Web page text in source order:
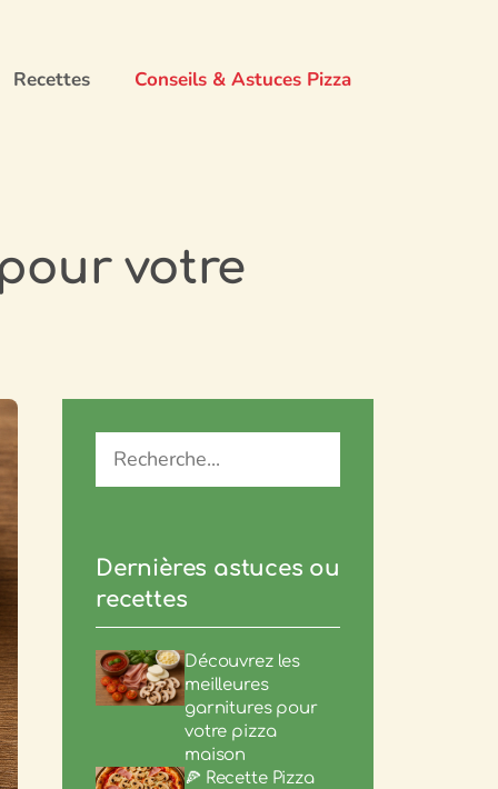
Recettes Conseils & Astuces Pizza
votre
Recherche
Dernières astuces ou
recettes
Découvrez les
meilleures
garnitures pour
votre pizza
maison
🍕 Recette Pizza